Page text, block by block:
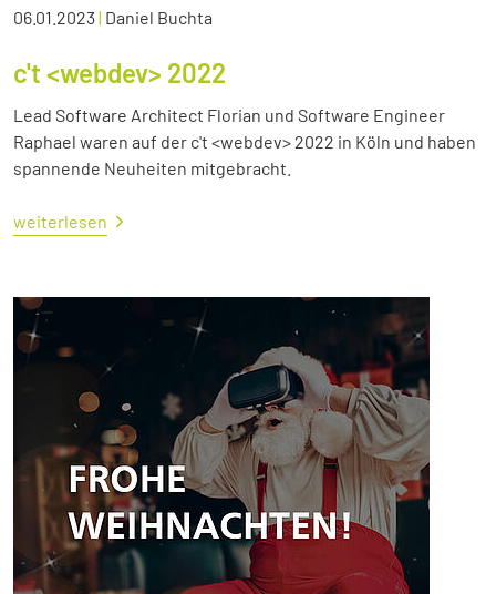
06.01.2023| Daniel Buchta
c't <webdev> 2022
Lead Software Architect Florian und Software Engineer
Raphael waren auf der c't <webdev> 2022 in Köln und haben
spannende Neuheiten mitgebracht.
weiterlesen